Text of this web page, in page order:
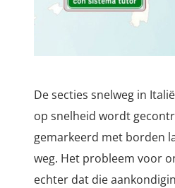
De secties snelweg in
op snelheid wordt
gemarkeerd met borden
weg. Het probleem voor
echter dat die